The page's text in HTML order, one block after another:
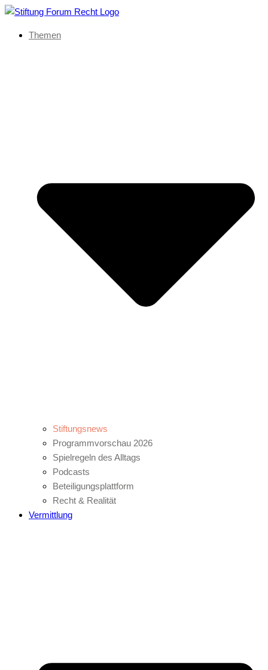
Themen
Stiftungsnews
Programmvorschau 2026
Spielregeln des Alltags
Podcasts
Beteiligungsplattform
Recht & Realität
Vermittlung